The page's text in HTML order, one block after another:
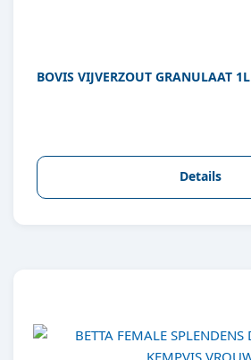
BOVIS VIJVERZOUT GRANULAAT 1L
Details